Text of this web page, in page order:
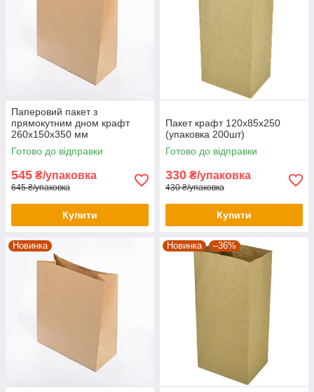
Паперовий пакет з
прямокутним дном крафт
260х150х350 мм
Готово до відправки
545 ₴/упаковка
645 ₴/упаковка
Купити
Пакет крафт 120х85х250
(упаковка 200шт)
Готово до відправки
330 ₴/упаковка
430 ₴/упаковка
Купити
Новинка Новинка –36%